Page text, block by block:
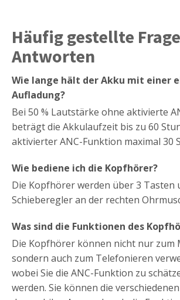
Häufig gestellte
Antworten
Wie lange hält der Akku mit einer
Aufladung?
Bei 50 % Lautstärke ohne aktivierte
beträgt die Akkulaufzeit bis zu 60
aktivierter ANC-Funktion maximal 30
Wie bediene ich die Kopfhörer?
Die Kopfhörer werden über 3 Tasten
Schieberegler an der rechten
Was sind die Funktionen des
Die Kopfhörer können nicht nur zum
sondern auch zum Telefonieren
wobei Sie die ANC-Funktion zu
werden. Sie können die